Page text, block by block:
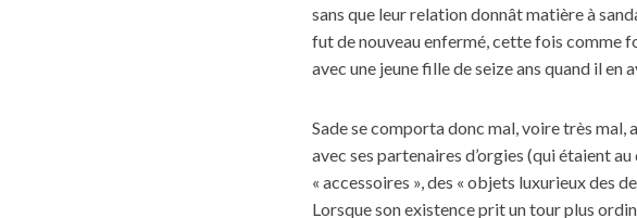
sans que leur relation donnât matière à
fut de nouveau enfermé, cette fois comme
avec une jeune fille de seize ans quand il en
Sade se comporta donc mal, voire très
avec ses partenaires d’orgies (qui étaient
« accessoires », des « objets luxurieux des
Lorsque son existence prit un tour plus